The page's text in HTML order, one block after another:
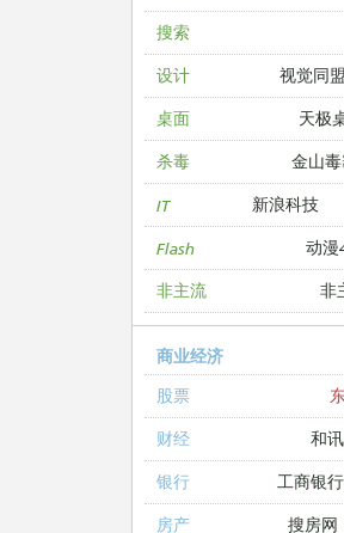
搜索
设计 视觉同
桌面 天极
杀毒 金山
IT 新浪科技
Flash 动漫
非主流 非
商业经济
股票
财经 和
银行 工商银行
房产 搜房网